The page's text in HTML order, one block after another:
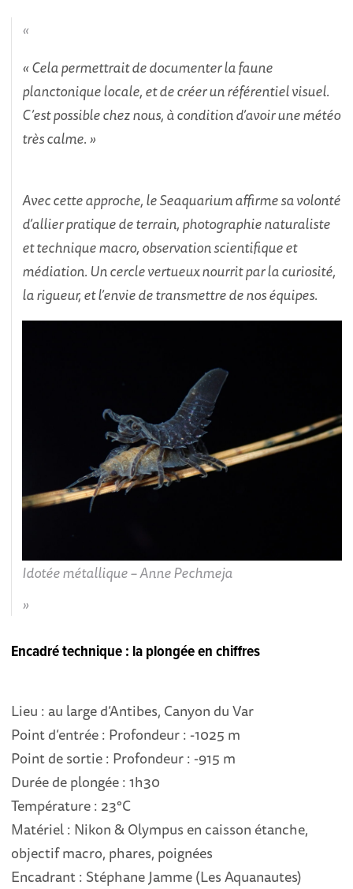
« Cela permettrait de documenter la faune
planctonique locale, et de créer un référentiel visuel.
C’est possible chez nous, à condition d’avoir une météo
très calme. »
Avec cette approche, le Seaquarium affirme sa volonté
d’allier pratique de terrain, photographie naturaliste
et technique macro, observation scientifique et
médiation. Un cercle vertueux nourrit par la curiosité,
la rigueur, et l’envie de transmettre de nos équipes.
Idotée métallique – Anne Pechmeja
Encadré technique : la plongée en chiffres
Lieu : au large d’Antibes, Canyon du Var
Point d’entrée : Profondeur : -1025 m
Point de sortie : Profondeur : -915 m
Durée de plongée : 1h30
Température : 23°C
Matériel : Nikon & Olympus en caisson étanche,
objectif macro, phares, poignées
Encadrant : Stéphane Jamme (Les Aquanautes)